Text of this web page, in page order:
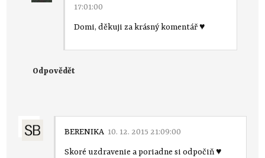
17:01:00
Domi, děkuji za krásný komentář ♥
Odpovědět
BERENIKA 10. 12. 2015 21:09:00
Skoré uzdravenie a poriadne si odpočiň ♥